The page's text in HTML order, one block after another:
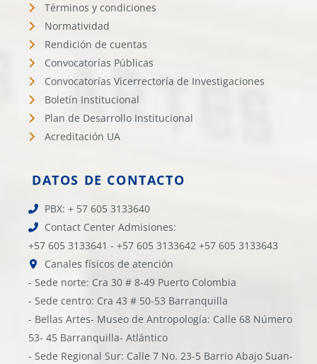
Términos y condiciones
Normatividad
Rendición de cuentas
Convocatorías Públicas
Convocatorías Vicerrectoría de Investigaciones
Boletín Institucional
Plan de Desarrollo Institucional
Acreditación UA
DATOS DE CONTACTO
PBX: + 57 605 3133640
Contact Center Admisiones:
+57 605 3133641 - +57 605 3133642 +57 605 3133643
Canales físicos de atención
- Sede norte: Cra 30 # 8-49 Puerto Colombia
- Sede centro: Cra 43 # 50-53 Barranquilla
- Bellas Artes- Museo de Antropología: Calle 68 Número
53- 45 Barranquilla- Atlántico
- Sede Regional Sur: Calle 7 No. 23-5 Barrio Abajo Suan-